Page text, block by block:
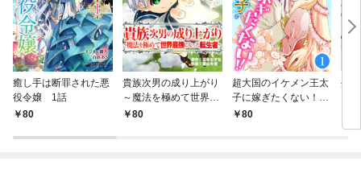
癒し手は断罪された悪
役令嬢 1話
80
貴族次男の成り上がり
～魔法を極めて世界最
強になった転生者～
80
超大国のイケメン王太
子に嫁ぎたくない！！
1話
80
生
パ